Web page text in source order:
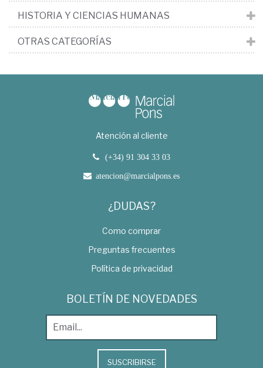
HISTORIA Y CIENCIAS HUMANAS
OTRAS CATEGORÍAS
Atención al cliente
(+34) 91 304 33 03
atencion@marcialpons.es
¿DUDAS?
Como comprar
Preguntas frecuentes
Política de privacidad
BOLETÍN DE NOVEDADES
SUSCRIBIRSE